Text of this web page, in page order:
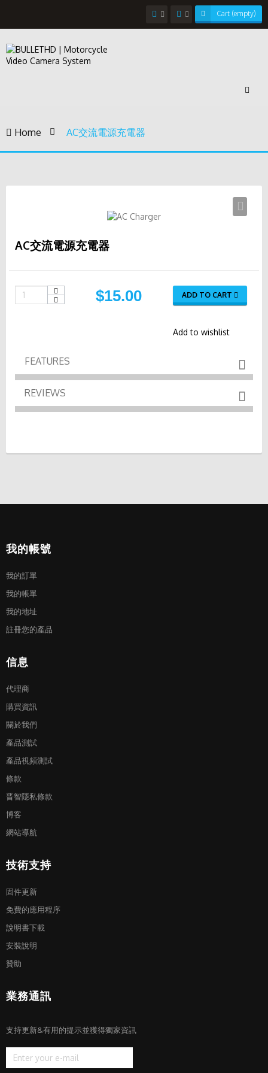
Cart (empty)
Home > AC交流電源充電器
AC交流電源充電器
$15.00 ADD TO CART
Add to wishlist
FEATURES
REVIEWS
我的帳號
我的訂單
我的帳單
我的地址
註冊您的產品
信息
代理商
購買資訊
關於我們
產品測試
產品視頻測試
條款
晋智隱私條款
博客
網站導航
技術支持
固件更新
免費的應用程序
說明書下載
安裝說明
贊助
業務通訊
支持更新&有用的提示並獲得獨家資訊